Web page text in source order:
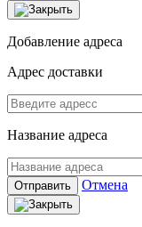
Добавление адреса
Адрес доставки
Название адреса
Отправить Отмена